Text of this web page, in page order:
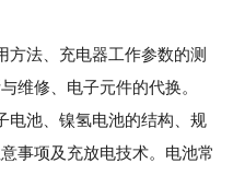
方法、充电器工作参数的测
维修、电子元件的代换。
电池、镍氢电池的结构、规
事项及充放电技术。电池常